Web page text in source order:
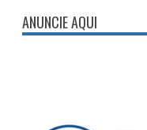
ANUNCIE AQUI